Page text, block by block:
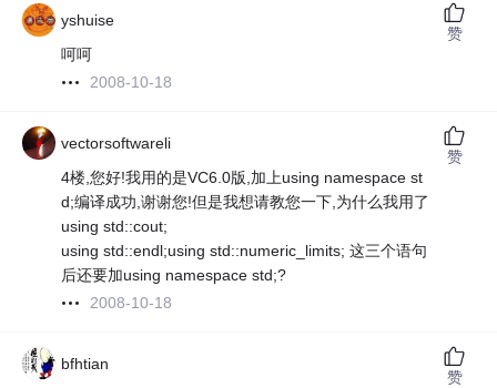
yshuise
呵呵
2008-10-18
赞
vectorsoftwareli
4楼,您好!我用的是VC6.0版,加上using namespace st
d;编译成功,谢谢您!但是我想请教您一下,为什么我用了
using std::cout;
using std::endl;using std::numeric_limits; 这三个语句
后还要加using namespace std;?
2008-10-18
赞
bfhtian
赞